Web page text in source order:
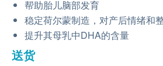
帮助胎儿脑部发育
稳定荷尔蒙制造，对产后情绪和
提升其母乳中DHA的含量
送货